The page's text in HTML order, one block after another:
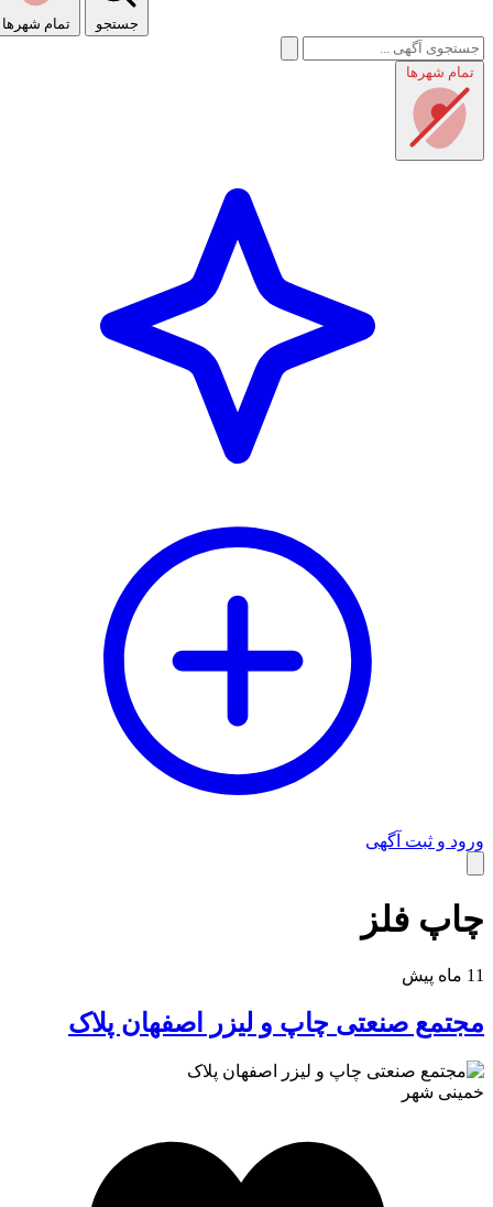
راهنمای استفاده
وبلاگ
تمام شهر‌ها جستجو
تمام شهر‌ها
ورود و ثبت آگهی
چاپ فلز
11 ماه پیش
مجتمع صنعتی چاپ و لیزر اصفهان پلاک
خمینی شهر